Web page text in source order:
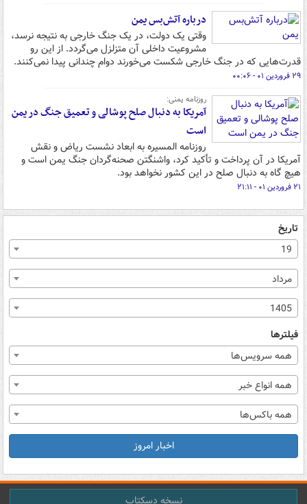
درباره آتش‌بس یمن
وقتی یک دولت، در یک جنگ خارجی به نتیجه نرسد،
مشروعیت داخلی آن متزلزل می‌گردد. از این رو
قدرت‌هایی که در جنگ خارجی شکست می‌خورند دوام چندانی پیدا نمی‌کنند.
۲۹ فروردین ۰۱ - ۰۰:۰۶
روزنامه یمنی:
آمریکا به دنبال صلح پوشالی و تعمیق جنگ در یمن
است
روزنامه المسیره به ابعاد نشست ریاض و نقش
آمریکا در آن پرداخت و تأکید کرد، واشنگتن صحنه‌گردان جنگ یمن است و
هیچ گاه به دنبال صلح در این کشور نخواهد بود.
۲۱ فروردین ۰۱ - ۲۱:۱۱
تاریخ
19
مرداد
1405
فیلترها
همه سرویس‌ها
همه انواع خبر
همه باکس‌ها
اخبار امروز
نسخه دسکتاپ